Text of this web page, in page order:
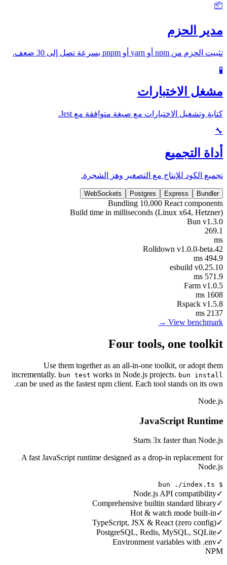
📦
مدير الحزم
تثبيت الحزم من npm أو yarn أو pnpm بسرعة تصل إلى 30 ضعف.
🧪
مشغل الاختبارات
كتابة وتشغيل الاختبارات مع صيغة متوافقة مع Jest.
🔧
أداة التجميع
تجميع الكود للإنتاج مع التصغير وهز الشجرة.
Bundler
Express
Postgres
WebSockets
Bundling 10,000 React components
Build time in milliseconds (Linux x64, Hetzner)
Bun v1.3.0
269.1
ms
Rolldown v1.0.0-beta.42
494.9 ms
esbuild v0.25.10
571.9 ms
Farm v1.0.5
1608 ms
Rspack v1.5.8
2137 ms
View benchmark →
Four tools, one toolkit
Use them together as an all-in-one toolkit, or adopt them
incrementally. bun test works in Node.js projects. bun install
can be used as the fastest npm client. Each tool stands on its own.
Node.js
JavaScript Runtime
Starts 3x faster than Node.js
A fast JavaScript runtime designed as a drop-in replacement for
Node.js
$ bun ./index.ts
✓
Node.js API compatibility
✓
Comprehensive builtin standard library
✓
Hot & watch mode built-in
✓
TypeScript, JSX & React (zero config)
✓
PostgreSQL, Redis, MySQL, SQLite
✓
Environment variables with .env
NPM